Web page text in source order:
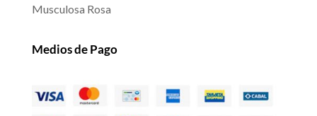
Musculosa Rosa
Medios de Pago